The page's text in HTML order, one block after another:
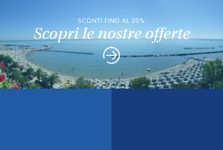
SCONTI FINO AL 20%
Scopri le nostre offerte